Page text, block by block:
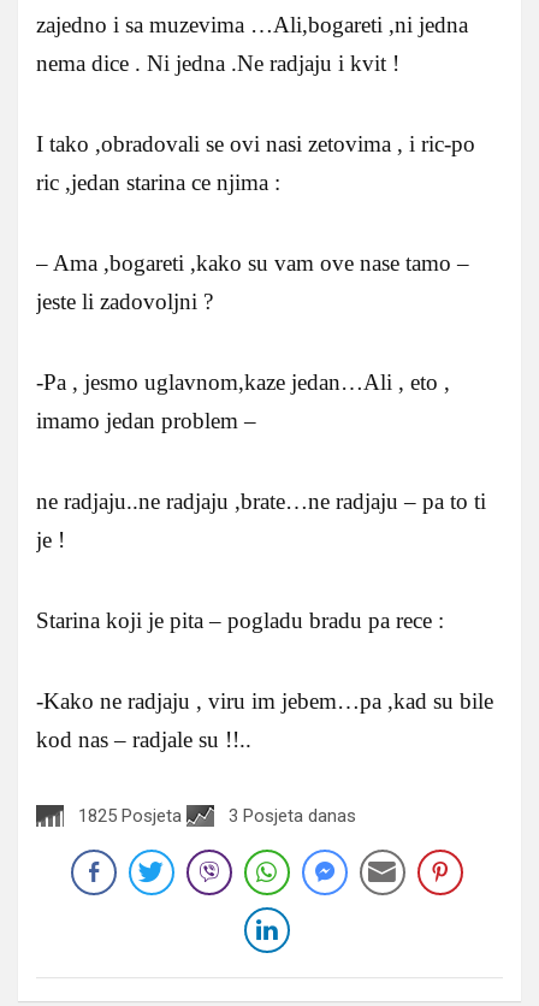
zajedno i sa muzevima …Ali,bogareti ,ni jedna
nema dice . Ni jedna .Ne radjaju i kvit !
I tako ,obradovali se ovi nasi zetovima , i ric-po
ric ,jedan starina ce njima :
– Ama ,bogareti ,kako su vam ove nase tamo –
jeste li zadovoljni ?
-Pa , jesmo uglavnom,kaze jedan…Ali , eto ,
imamo jedan problem –
ne radjaju..ne radjaju ,brate…ne radjaju – pa to ti
je !
Starina koji je pita – pogladu bradu pa rece :
-Kako ne radjaju , viru im jebem…pa ,kad su bile
kod nas – radjale su !!..
1825 Posjeta 3 Posjeta danas